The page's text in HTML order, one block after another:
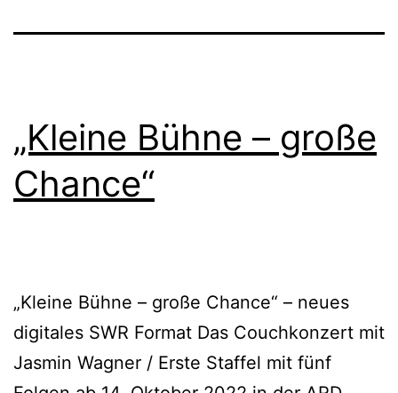
„Kleine Bühne – große
Chance“
„Kleine Bühne – große Chance“ – neues
digitales SWR Format Das Couchkonzert mit
Jasmin Wagner / Erste Staffel mit fünf